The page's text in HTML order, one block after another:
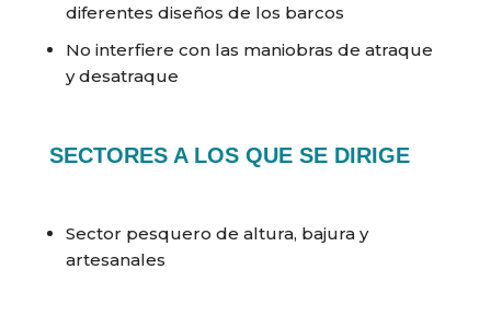
diferentes diseños de los barcos
No interfiere con las maniobras de atraque
y desatraque
SECTORES A LOS QUE SE DIRIGE
Sector pesquero de altura, bajura y
artesanales